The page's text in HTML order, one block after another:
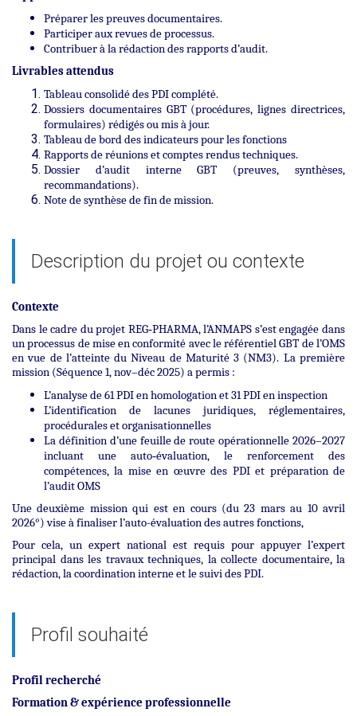
Préparer les preuves documentaires.
Participer aux revues de processus.
Contribuer à la rédaction des rapports d’audit.
Livrables attendus
Tableau consolidé des PDI complété.
Dossiers documentaires GBT (procédures, lignes directrices,
formulaires) rédigés ou mis à jour.
Tableau de bord des indicateurs pour les fonctions
Rapports de réunions et comptes rendus techniques.
Dossier d’audit interne GBT (preuves, synthèses,
recommandations).
Note de synthèse de fin de mission.
Description du projet ou contexte
Contexte
Dans le cadre du projet REG‑PHARMA, l’ANMAPS s’est engagée dans
un processus de mise en conformité avec le référentiel GBT de l’OMS
en vue de l’atteinte du Niveau de Maturité 3 (NM3). La première
mission (Séquence 1, nov–déc 2025) a permis :
L’analyse de 61 PDI en homologation et 31 PDI en inspection
L’identification de lacunes juridiques, réglementaires,
procédurales et organisationnelles
La définition d’une feuille de route opérationnelle 2026–2027
incluant une auto‑évaluation, le renforcement des
compétences, la mise en œuvre des PDI et préparation de
l’audit OMS
Une deuxième mission qui est en cours (du 23 mars au 10 avril
2026°) vise à finaliser l’auto-évaluation des autres fonctions,
Pour cela, un expert national est requis pour appuyer l’expert
principal dans les travaux techniques, la collecte documentaire, la
rédaction, la coordination interne et le suivi des PDI.
Profil souhaité
Profil recherché
Formation & expérience professionnelle